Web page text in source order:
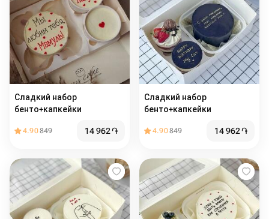
Сладкий набор
бенто+капкейки
4.90849 14 962֏
Сладкий набор
бенто+капкейки
4.90849 14 962֏